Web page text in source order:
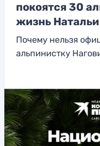
покоятся 30
жизнь
Почему нельзя
альпинистку